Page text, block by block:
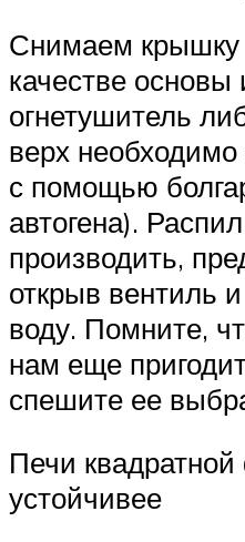
Снимаем крышку
качестве основы
огнетушитель
верх необходимо
с помощью
автогена).
производить,
открыв вентиль
воду. Помните,
нам еще
спешите ее
Печи
устойчивее